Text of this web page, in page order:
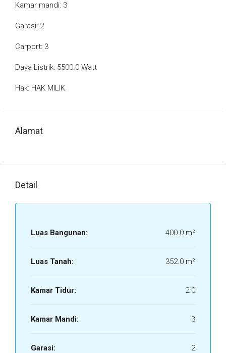
Kamar mandi: 3
Garasi: 2
Carport: 3
Daya Listrik: 5500.0 Watt
Hak: HAK MILIK
Alamat
Detail
Luas Bangunan: 400.0 m²
Luas Tanah: 352.0 m²
Kamar Tidur: 2.0
Kamar Mandi: 3
Garasi: 2